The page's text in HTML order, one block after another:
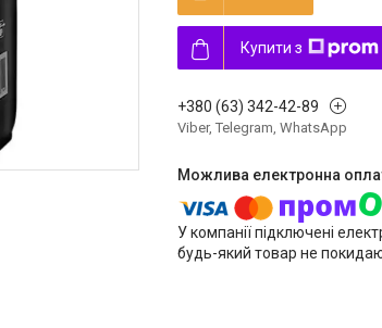
Купити з
+380 (63) 342-42-89
Viber, Telegram, WhatsApp
У компанії підключені
будь-який товар не